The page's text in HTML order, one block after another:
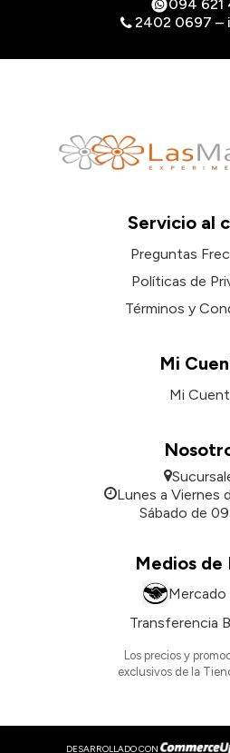
094 621
2402 0697 –
Servicio al
Preguntas
Políticas de
Términos y
Mi
Mi
Lunes a Viernes
Sábado de
Medios de
Mercado
Transferencia
Los precios y
exclusivos de la
DESARROLLADO CON